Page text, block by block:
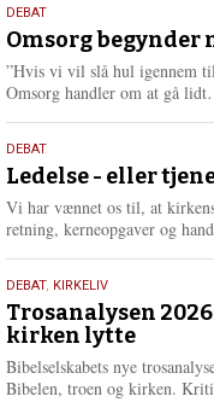
9.
juli
2026
DEBAT
Omsorg begynder
”Hvis vi vil slå hul igennem
Omsorg handler om at gå
10.
juni
2026
DEBAT
Ledelse - eller
Vi har vænnet os til, at
retning, kerneopgaver og
2.
juni
2026
DEBAT, KIRKELIV
Trosanalysen
kirken lytte
Bibelselskabets nye
Bibelen, troen og kirken.